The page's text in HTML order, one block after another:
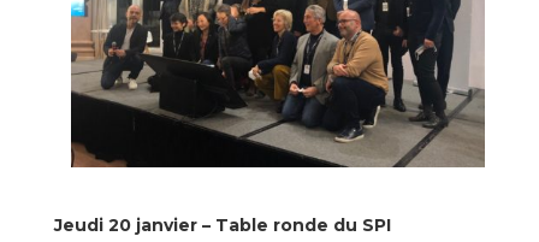
Jeudi 20 janvier – Table ronde du SPI